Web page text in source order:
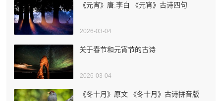
《元宵》唐.李白 《元宵》古诗四句
2026-03-04
关于春节和元宵节的古诗
2026-03-04
《冬十月》原文 《冬十月》古诗拼音版